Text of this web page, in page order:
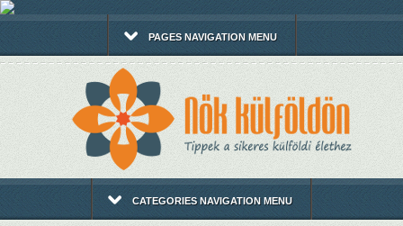
PAGES NAVIGATION MENU
CATEGORIES NAVIGATION MENU